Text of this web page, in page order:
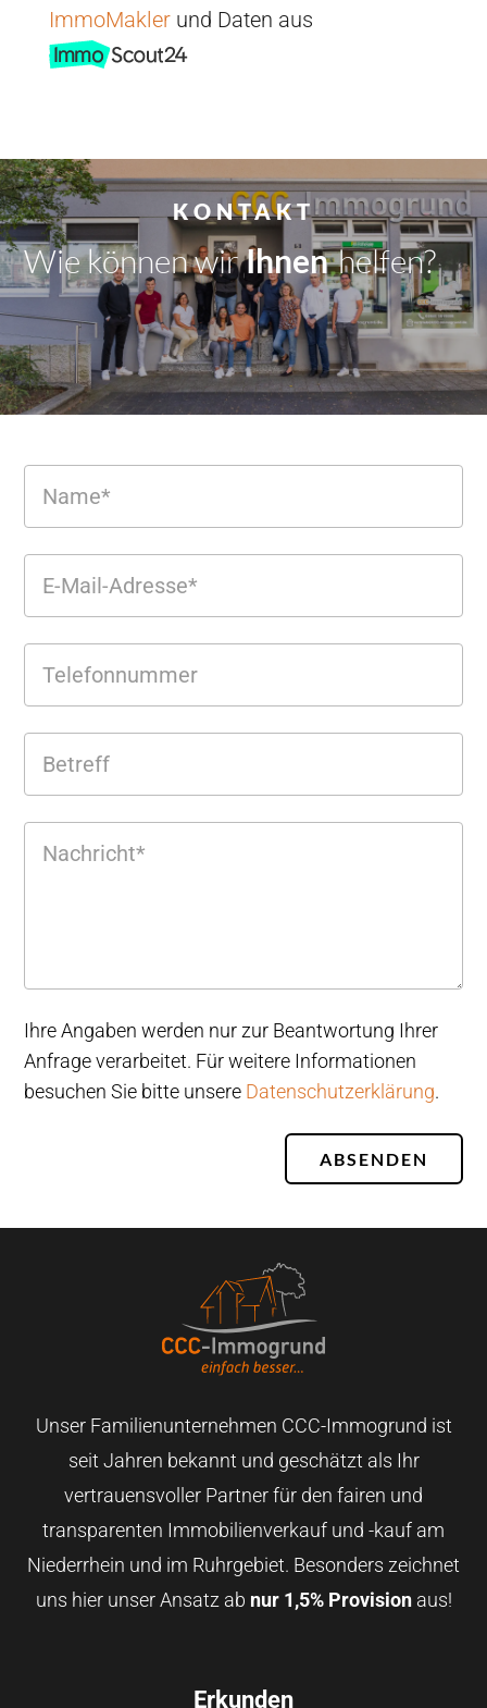
ImmoMaklerund Daten aus
KONTAKT
Wie können wirDir|helfen?
Ihre Angaben werden nur zur Beantwortung Ihrer
Anfrage verarbeitet. Für weitere Informationen
besuchen Sie bitte unsere Datenschutzerklärung.
ABSENDEN
Unser Familienunternehmen CCC-Immogrund ist
seit Jahren bekannt und geschätzt als Ihr
vertrauensvoller Partner für den fairen und
transparenten Immobilienverkauf und -kauf am
Niederrhein und im Ruhrgebiet. Besonders zeichnet
uns hier unser Ansatz ab nur 1,5% Provisionaus!
Erkunden